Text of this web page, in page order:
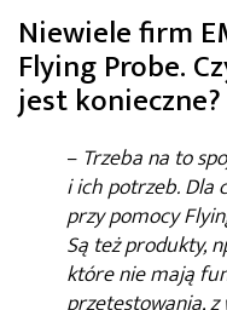
Niewiele firm
Flying Probe.
jest konieczne?
– Trzeba na to
i ich potrzeb. Dla
przy pomocy
Są też produkty,
które nie mają